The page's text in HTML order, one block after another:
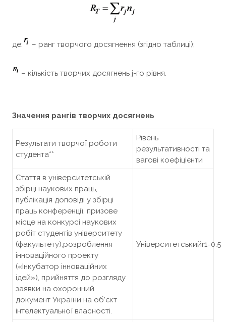
де: – ранг творчого досягнення (згідно таблиці);
– кількість творчих досягнень j-го рівня.
Значення рангів творчих досягнень
Результати творчої роботи
студента**
Рівень
результативності та
вагові коефіцієнти
Стаття в університетській
збірці наукових праць,
публікація доповіді у збірці
праць конференції, призове
місце на конкурсі наукових
робіт студентів університету
(факультету),розроблення
інноваційного проекту
(«Інкубатор інноваційних
ідей»), прийняття до розгляду
заявки на охоронний
документ України на об’єкт
інтелектуальної власності.
Університетськийr1=0.5